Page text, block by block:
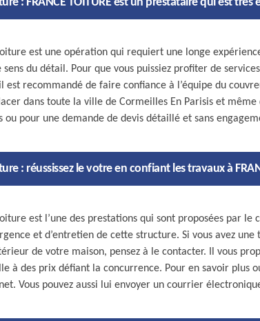
est une opération qui requiert une longe
sens du détail. Pour que vous puissiez profiter de
est recommandé de faire confiance à l’équipe du
dans toute la ville de Cormeilles En Parisis et même
pour une demande de devis détaillé et sans
: réussissez le votre en confiant les travaux à
est l’une des prestations qui sont proposées par le
et d’entretien de cette structure. Si vous avez
de votre maison, pensez à le contacter. Il vous
à des prix défiant la concurrence. Pour en savoir plus
Vous pouvez aussi lui envoyer un courrier